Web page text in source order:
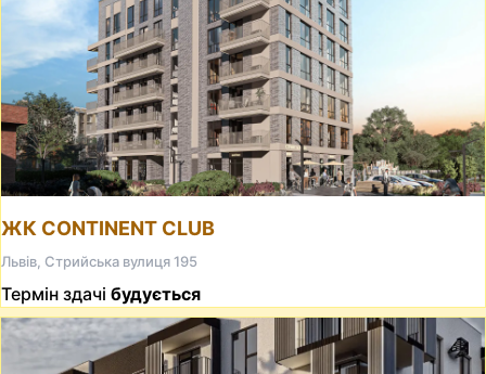
ЖК CONTINENT CLUB
Львів, Стрийська вулиця 195
Термін здачі будується